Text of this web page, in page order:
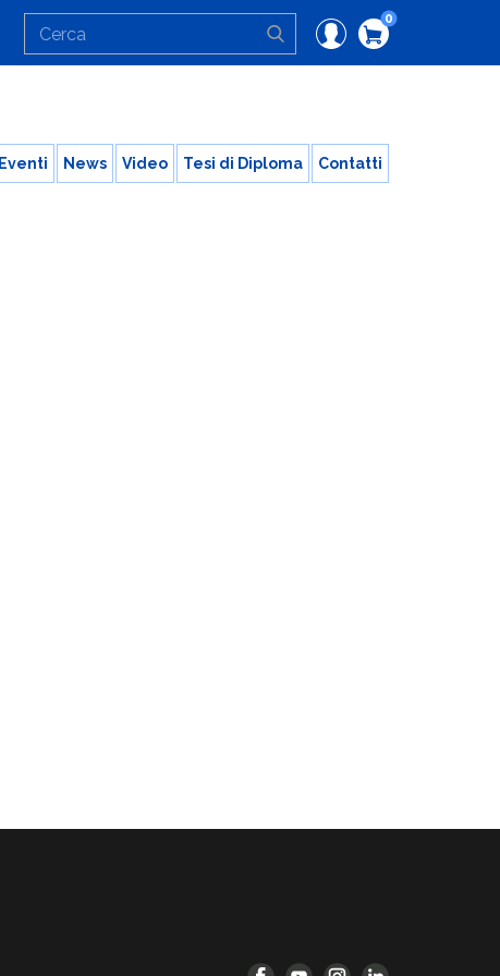
0
Eventi News Video Tesi di Diploma Contatti